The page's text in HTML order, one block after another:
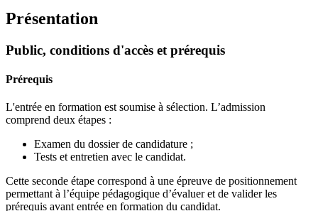
Présentation
Public, conditions d'accès et prérequis
Prérequis
L'entrée en formation est soumise à sélection. L’admission
comprend deux étapes :
Examen du dossier de candidature ;
Tests et entretien avec le candidat.
Cette seconde étape correspond à une épreuve de positionnement
permettant à l’équipe pédagogique d’évaluer et de valider les
prérequis avant entrée en formation du candidat.